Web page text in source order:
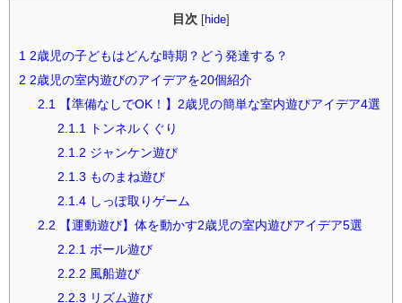
目次 [hide]
1 2歳児の子どもはどんな時期？どう発達する？
2 2歳児の室内遊びのアイデアを20個紹介
2.1 【準備なしでOK！】2歳児の簡単な室内遊びアイデア4選
2.1.1トンネルくぐり
2.1.2 ジャンケン遊び
2.1.3 ものまね遊び
2.1.4しっぽ取りゲーム
2.2 【運動遊び】体を動かす2歳児の室内遊びアイデア5選
2.2.1ボール遊び
2.2.2 風船遊び
2.2.3 リズム遊び